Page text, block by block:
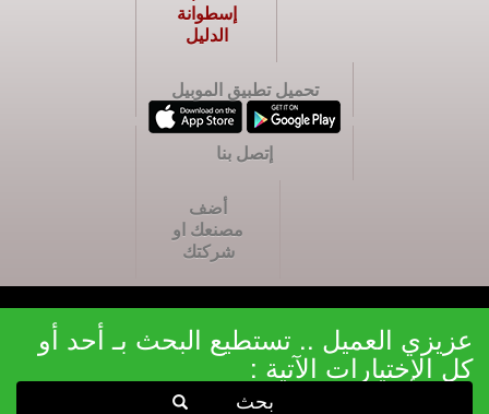
إسطوانة
الدليل
تحميل تطبيق الموبيل
إتصل بنا
أضف
مصنعك او
شركتك
عزيزي العميل .. تستطيع البحث بـ أحد أو
كل الإختيارات الآتية :